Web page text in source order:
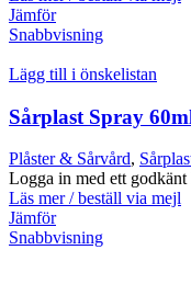
Jämför
Snabbvisning
Lägg till i önskelistan
Sårplast Spray
Plåster & Sårvård,
Logga in med ett
Läs mer / beställ via mejl
Jämför
Snabbvisning